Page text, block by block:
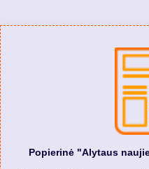
Popierinė "Alytaus